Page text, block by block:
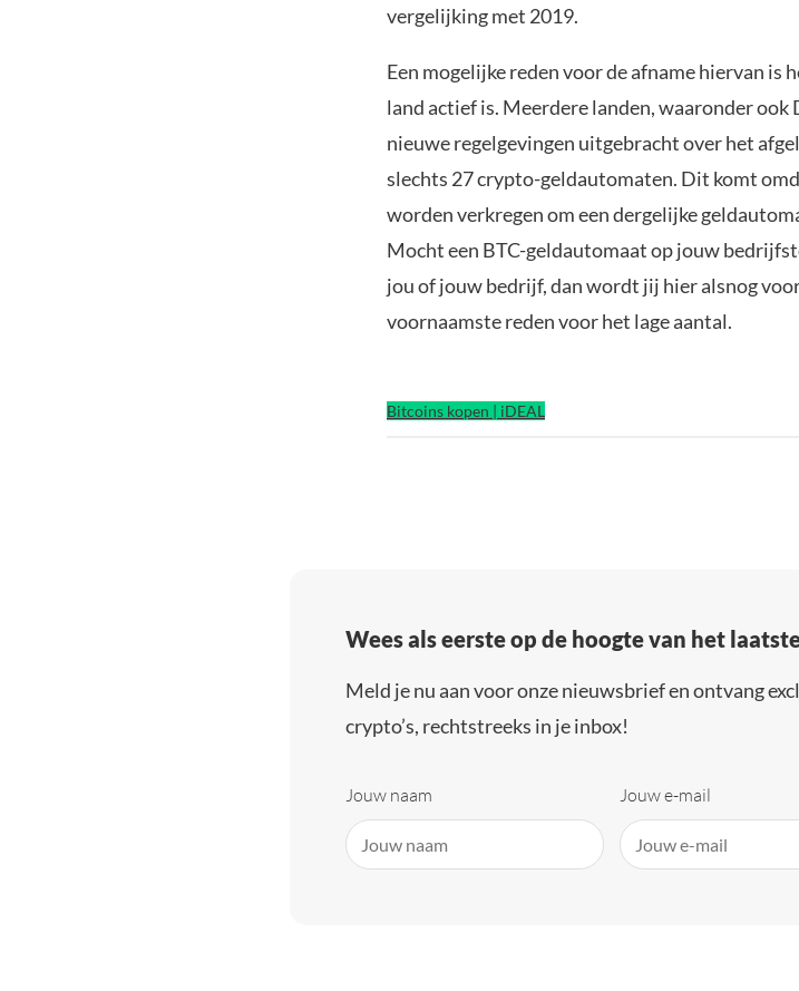
vergelijking met 2019.
Een mogelijke reden voor de afname hiervan is
land actief is. Meerdere landen, waaronder
nieuwe regelgevingen uitgebracht over het
slechts 27 crypto-geldautomaten. Dit komt
worden verkregen om een dergelijke
Mocht een BTC-geldautomaat op jouw
jou of jouw bedrijf, dan wordt jij hier alsnog
voornaamste reden voor het lage aantal.
Bitcoins kopen | iDEAL
Wees als eerste op de hoogte van het
Meld je nu aan voor onze nieuwsbrief en ontvang
crypto’s, rechtstreeks in je inbox!
Jouw naam Jouw e-mail